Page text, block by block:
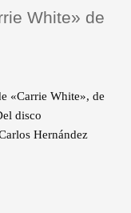
White» de
«Carrie White», de
disco
Hernández